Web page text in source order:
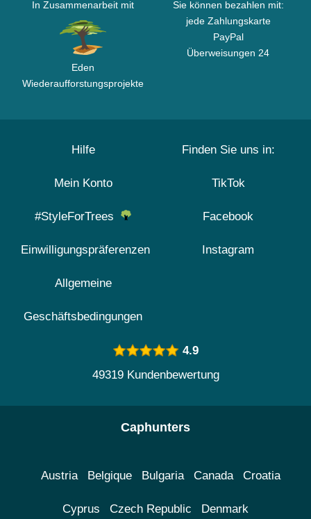
In Zusammenarbeit mit
Eden
Wiederaufforstungsprojekte
Sie können bezahlen mit:
jede Zahlungskarte
PayPal
Überweisungen 24
Hilfe
Mein Konto
#StyleForTrees
Einwilligungspräferenzen
Allgemeine
Geschäftsbedingungen
Finden Sie uns in:
TikTok
Facebook
Instagram
4.9
49319 Kundenbewertung
Caphunters
Austria Belgique Bulgaria Canada Croatia
Cyprus Czech Republic Denmark